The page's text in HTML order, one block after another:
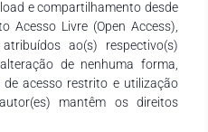
possibilidades de utilização,
forma que abre uma
instrumentos que busquem
global.
e compartilhamento desde
Acesso Livre (Open Access),
ao(s) respectivo(s)
de nenhuma forma,
acesso restrito e utilização
mantêm os direitos